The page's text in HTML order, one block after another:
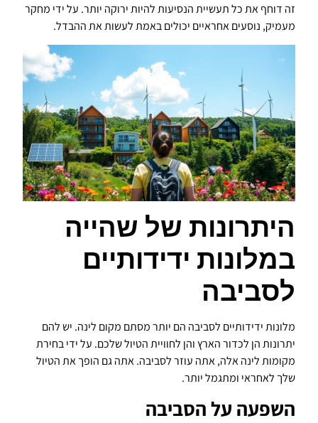
זה דוחף את כל תעשיית הנסיעות להיות ירוקה יותר. על ידי מחקר
מעמיק, נוסעים אחראיים יכולים באמת לעשות את ההבדל.
היתרונות של שהייה
במלונות ידידותיים
לסביבה
מלונות ידידותיים לסביבה הם יותר מסתם מקום לינה. יש להם
יתרונות הן לכדור הארץ והן לחוויית הטיול שלכם. על ידי בחירת
מקומות לינה אלה, אתה עוזר לסביבה. אתה גם הופך את הטיול
שלך לאחראי ומתגמל יותר.
השפעה על הסביבה